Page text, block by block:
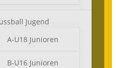
Jugend
A-U18 Junioren
B-U16 Junioren